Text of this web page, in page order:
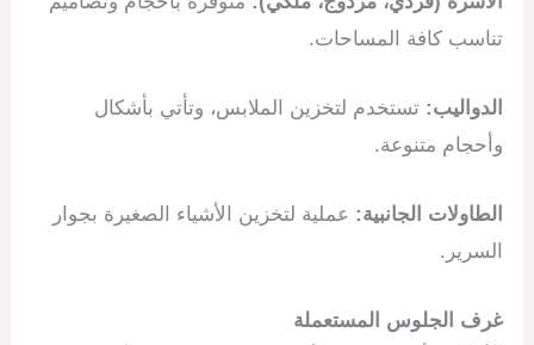
تناسب كافة المساحات.
الدواليب: تستخدم لتخزين الملابس، وتأتي بأشكال
وأحجام متنوعة.
الطاولات الجانبية: عملية لتخزين الأشياء الصغيرة بجوار
السرير.
غرف الجلوس المستعملة